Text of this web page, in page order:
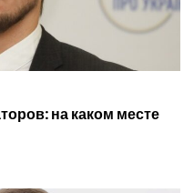
на каком месте